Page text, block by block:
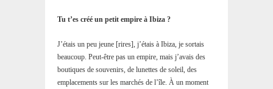
Tu t’es créé un petit empire à Ibiza ?
J’étais un peu jeune [rires], j’étais à Ibiza, je sortais
beaucoup. Peut-être pas un empire, mais j’avais des
boutiques de souvenirs, de lunettes de soleil, des
emplacements sur les marchés de l’île. À un moment